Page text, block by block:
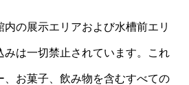
の展示エリアおよび水槽前エリ
みは一切禁止されています。これ
、お菓子、飲み物を含むすべての